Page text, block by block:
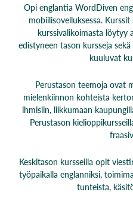
Opi englantia WordDiven
mobiilisovelluksessa.
kurssivalikoimasta löytyy
edistyneen tason kursseja sekä
kuuluvat
Perustason teemoja ovat
mielenkiinnon kohteista
ihmisiin, liikkumaan
Perustason
Keskitason kursseilla opit
työpaikalla englanniksi,
tunteista,